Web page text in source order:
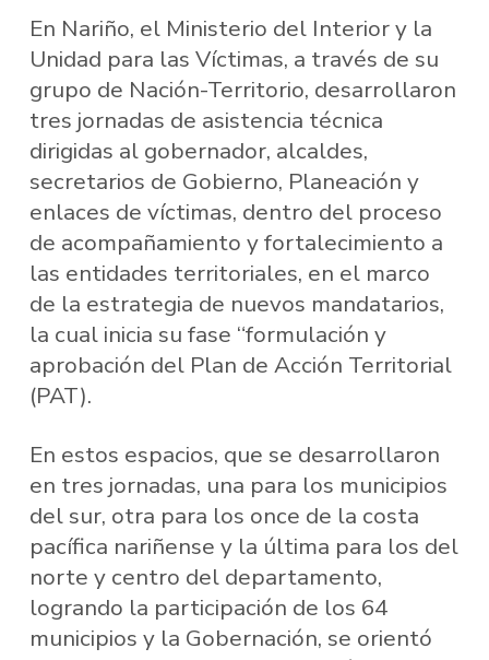
En Nariño, el Ministerio del Interior y la
Unidad para las Víctimas, a través de su
grupo de Nación-Territorio, desarrollaron
tres jornadas de asistencia técnica
dirigidas al gobernador, alcaldes,
secretarios de Gobierno, Planeación y
enlaces de víctimas, dentro del proceso
de acompañamiento y fortalecimiento a
las entidades territoriales, en el marco
de la estrategia de nuevos mandatarios,
la cual inicia su fase “formulación y
aprobación del Plan de Acción Territorial
(PAT).
En estos espacios, que se desarrollaron
en tres jornadas, una para los municipios
del sur, otra para los once de la costa
pacífica nariñense y la última para los del
norte y centro del departamento,
logrando la participación de los 64
municipios y la Gobernación, se orientó